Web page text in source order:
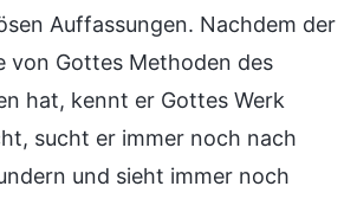
Auffassungen. Nachdem der
von Gottes Methoden des
hat, kennt er Gottes Werk
sucht er immer noch nach
und sieht immer noch